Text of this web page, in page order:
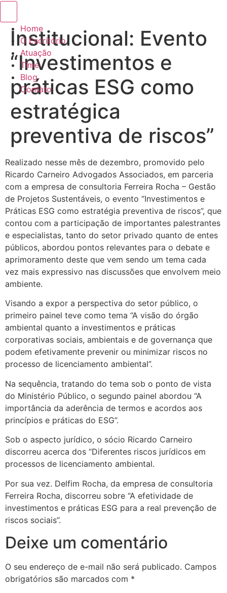
Home
O Escritório
Atuação
Time
Blog
Contato
Institucional: Evento
“Investimentos e
práticas ESG como
estratégica
preventiva de riscos”
Realizado nesse mês de dezembro, promovido pelo
Ricardo Carneiro Advogados Associados, em parceria
com a empresa de consultoria Ferreira Rocha – Gestão
de Projetos Sustentáveis, o evento “Investimentos e
Práticas ESG como estratégia preventiva de riscos”, que
contou com a participação de importantes palestrantes
e especialistas, tanto do setor privado quanto de entes
públicos, abordou pontos relevantes para o debate e
aprimoramento deste que vem sendo um tema cada
vez mais expressivo nas discussões que envolvem meio
ambiente.
Visando a expor a perspectiva do setor público, o
primeiro painel teve como tema “A visão do órgão
ambiental quanto a investimentos e práticas
corporativas sociais, ambientais e de governança que
podem efetivamente prevenir ou minimizar riscos no
processo de licenciamento ambiental”.
Na sequência, tratando do tema sob o ponto de vista
do Ministério Público, o segundo painel abordou “A
importância da aderência de termos e acordos aos
princípios e práticas do ESG”.
Sob o aspecto jurídico, o sócio Ricardo Carneiro
discorreu acerca dos “Diferentes riscos jurídicos em
processos de licenciamento ambiental.
Por sua vez. Delfim Rocha, da empresa de consultoria
Ferreira Rocha, discorreu sobre “A efetividade de
investimentos e práticas ESG para a real prevenção de
riscos sociais”.
Deixe um comentário
O seu endereço de e-mail não será publicado. Campos
obrigatórios são marcados com *